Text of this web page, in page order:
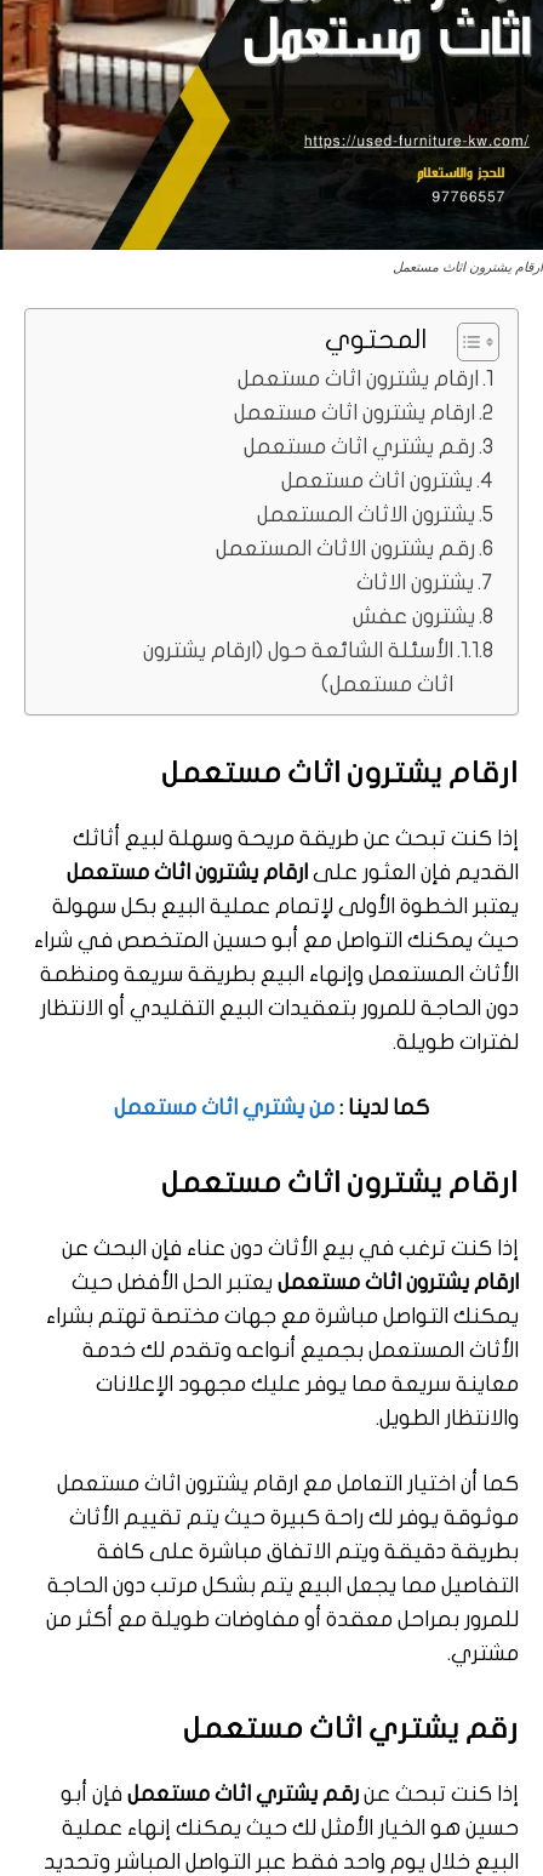
ارقام يشترون اثاث مستعمل
المحتوي
ارقام يشترون اثاث مستعمل
ارقام يشترون اثاث مستعمل
رقم يشتري اثاث مستعمل
يشترون اثاث مستعمل
يشترون الاثاث المستعمل
رقم يشترون الاثاث المستعمل
يشترون الاثاث
يشترون عفش
الأسئلة الشائعة حول (ارقام يشترون
اثاث مستعمل)
ارقام يشترون اثاث مستعمل
إذا كنت تبحث عن طريقة مريحة وسهلة لبيع أثاثك
القديم فإن العثور على ارقام يشترون اثاث مستعمل
يعتبر الخطوة الأولى لإتمام عملية البيع بكل سهولة
حيث يمكنك التواصل مع أبو حسين المتخصص في شراء
الأثاث المستعمل وإنهاء البيع بطريقة سريعة ومنظمة
دون الحاجة للمرور بتعقيدات البيع التقليدي أو الانتظار
لفترات طويلة.
كما لدينا : من يشتري اثاث مستعمل
ارقام يشترون اثاث مستعمل
إذا كنت ترغب في بيع الأثاث دون عناء فإن البحث عن
ارقام يشترون اثاث مستعمل يعتبر الحل الأفضل حيث
يمكنك التواصل مباشرة مع جهات مختصة تهتم بشراء
الأثاث المستعمل بجميع أنواعه وتقدم لك خدمة
معاينة سريعة مما يوفر عليك مجهود الإعلانات
والانتظار الطويل.
كما أن اختيار التعامل مع ارقام يشترون اثاث مستعمل
موثوقة يوفر لك راحة كبيرة حيث يتم تقييم الأثاث
بطريقة دقيقة ويتم الاتفاق مباشرة على كافة
التفاصيل مما يجعل البيع يتم بشكل مرتب دون الحاجة
للمرور بمراحل معقدة أو مفاوضات طويلة مع أكثر من
مشتري.
رقم يشتري اثاث مستعمل
إذا كنت تبحث عن رقم يشتري اثاث مستعمل فإن أبو
حسين هو الخيار الأمثل لك حيث يمكنك إنهاء عملية
البيع خلال يوم واحد فقط عبر التواصل المباشر وتحديد